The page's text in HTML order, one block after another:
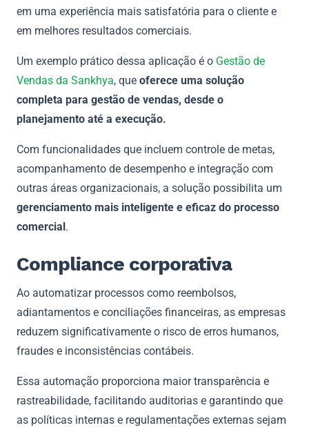
em uma experiência mais satisfatória para o cliente e
em melhores resultados comerciais.
Um exemplo prático dessa aplicação é o Gestão de
Vendas da Sankhya, que oferece uma solução
completa para gestão de vendas, desde o
planejamento até a execução.
Com funcionalidades que incluem controle de metas,
acompanhamento de desempenho e integração com
outras áreas organizacionais, a solução possibilita um
gerenciamento mais inteligente e eficaz do processo
comercial .
Compliance corporativa
Ao automatizar processos como reembolsos,
adiantamentos e conciliações financeiras, as empresas
reduzem significativamente o risco de erros humanos,
fraudes e inconsistências contábeis.
Essa automação proporciona maior transparência e
rastreabilidade, facilitando auditorias e garantindo que
as políticas internas e regulamentações externas sejam